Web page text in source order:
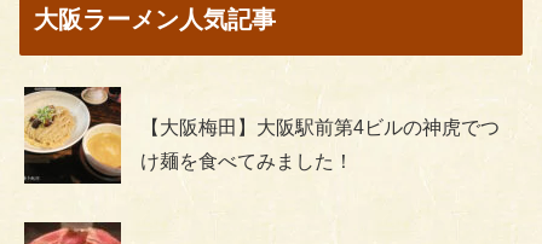
大阪ラーメン人気記事
【大阪梅田】大阪駅前第4ビルの神虎でつ
け麺を食べてみました！